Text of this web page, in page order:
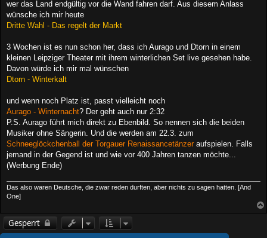
r
a
wer das Land endgültig vor die Wand fahren darf. Aus diesem Anlass
wünsche ich mir heute
Dritte Wahl - Das regelt der Markt
3 Wochen ist es nun schon her, dass ich Aurago und Dtorn in einem
kleinen Leipziger Theater mit ihrem winterlichen Set live gesehen habe.
Davon würde ich mir mal wünschen
Dtorn - Winterkalt
und wenn noch Platz ist, passt vielleicht noch
Aurago - Winternacht? Der geht auch nur 2:32
P.S. Aurago führt mich direkt zu Ebenbild. So nennen sich die beiden
Musiker ohne Sängerin. Und die werden am 22.3. zum
Schneeglöckchenball der Torgauer Renaissancetänzer aufspielen. Falls
jemand in der Gegend ist und wie vor 400 Jahren tanzen möchte...
(Werbung Ende)
Das also waren Deutsche, die zwar reden durften, aber nichts zu sagen hatten. [And
One]
Gesperrt